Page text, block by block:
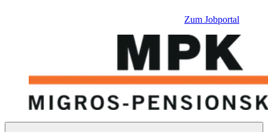
Zum Jobportal